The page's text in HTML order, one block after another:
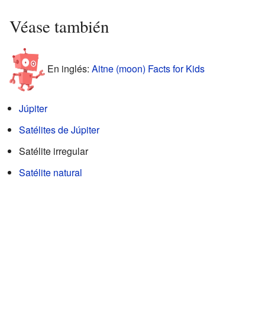
Véase también
En inglés: Aitne (moon) Facts for Kids
Júpiter
Satélites de Júpiter
Satélite irregular
Satélite natural